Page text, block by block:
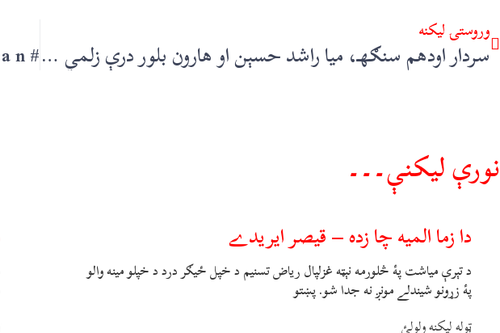
وروستۍ ليکنه
سردار اودهم سنګهـ، میا راشد حسېن او هارون بلور درې زلمي روحونه – حیات روغانے
نورې ليکنې۔۔۔
دا زما المیه چا زده – قیصر ایریدے
د تېرې میاشت پۀ څلورمه نېټه غزلپال ریاض تسنیم د خپل ځیګر درد د خپلو مینه والو
پۀ زړونو شیندلے مونږ نه جدا شو. پښتو
ټوله ليکنه ولولئ